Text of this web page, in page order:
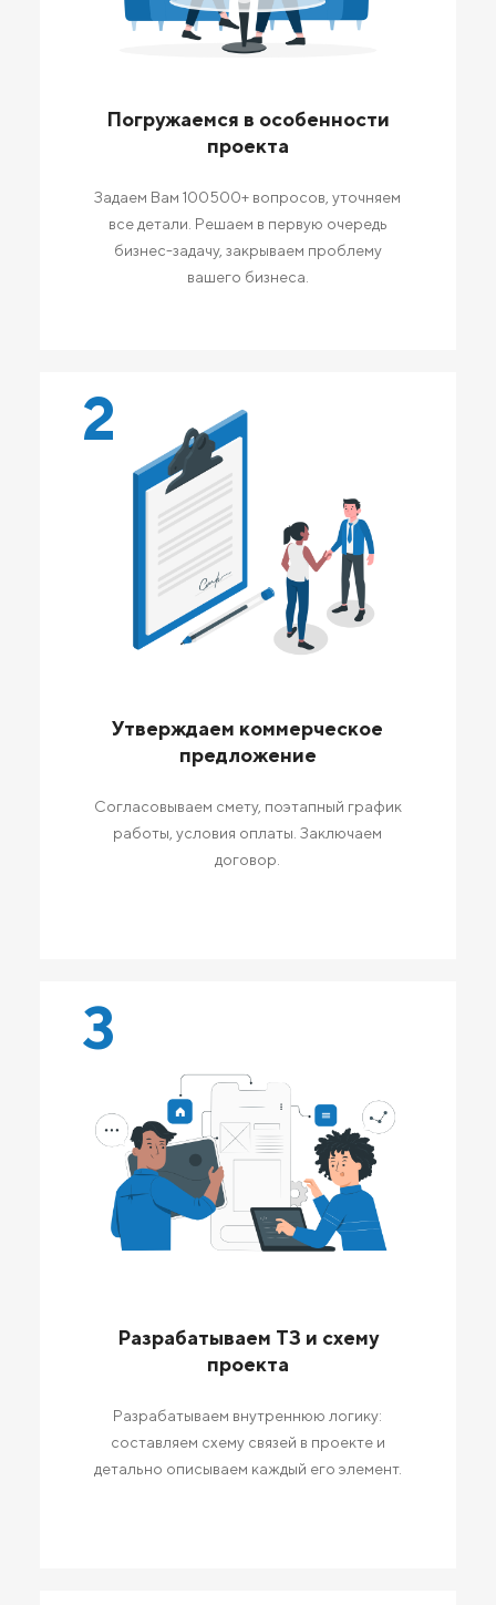
Погружаемся в особенности
проекта
Задаем Вам 100500+ вопросов, уточняем
все детали. Решаем в первую очередь
бизнес-задачу, закрываем проблему
вашего бизнеса.
2
Утверждаем коммерческое
предложение
Согласовываем смету, поэтапный график
работы, условия оплаты. Заключаем
договор.
3
Разрабатываем ТЗ и схему
проекта
Разрабатываем внутреннюю логику:
составляем схему связей в проекте и
детально описываем каждый его элемент.